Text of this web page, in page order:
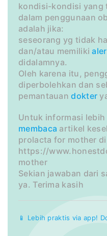
kondisi-kondisi yang
dalam penggunaan
adalah jika:
seseorang yg tidak
dan/atau memiliki
didalamnya.
Oleh karena itu,
diperbolehkan dan
pemantauandokter
Untuk informasi
membaca artikel
prolacta for mother di
https://
mother
Sekian jawaban dari
ya. Terima kasih
📱 Lebih praktis via app!